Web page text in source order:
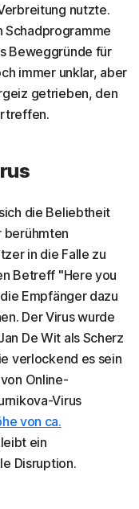
nutzte.
Schadprogramme
Beweggründe für
immer unklar, aber
getrieben, den
die Beliebtheit
berühmten
in die Falle zu
Betreff "Here you
Empfänger dazu
Der Virus wurde
De Wit als Scherz
verlockend es sein
Online-
Virus
von ca.
ein
Disruption.